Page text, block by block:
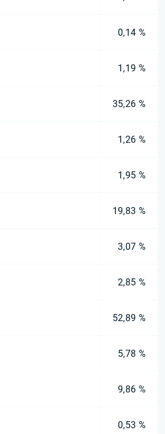
0,14 %
1,19 %
35,26 %
1,26 %
1,95 %
19,83 %
3,07 %
2,85 %
52,89 %
5,78 %
9,86 %
0,53 %